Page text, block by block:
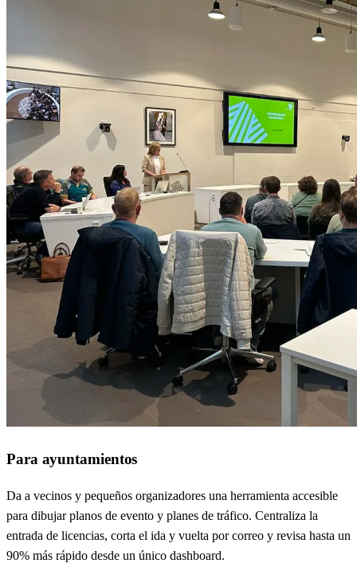
Para ayuntamientos
Da a vecinos y pequeños organizadores una herramienta accesible
para dibujar planos de evento y planes de tráfico. Centraliza la
entrada de licencias, corta el ida y vuelta por correo y revisa hasta un
90% más rápido desde un único dashboard.